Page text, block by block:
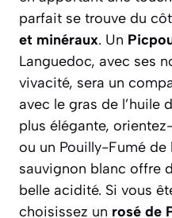
parfait se trouve du
et minéraux. Un
Languedoc, avec ses
vivacité, sera un
avec le gras de l’huile
plus élégante,
ou un Pouilly-Fumé
sauvignon blanc offre
belle acidité. Si vous
choisissez un rosé de